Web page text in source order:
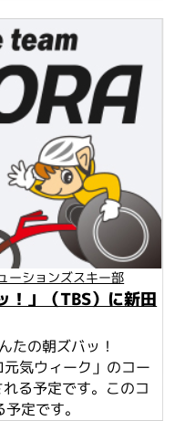
ーションズスキー部
」（TBS）に新田
たの朝ズバッ！
気ウィーク」のコー
る予定です。このコ
定です。